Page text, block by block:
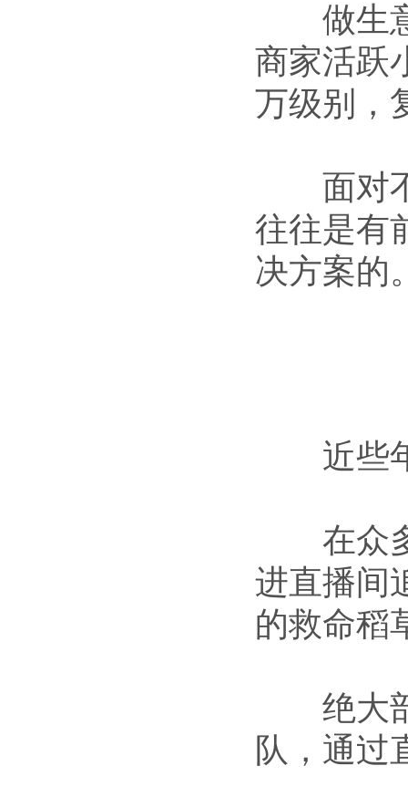
做生意
商家活跃
万级别，
面对不
往往是有
决方案的
近些年
在众多
进直播间
的救命稻
绝大部
队，通过